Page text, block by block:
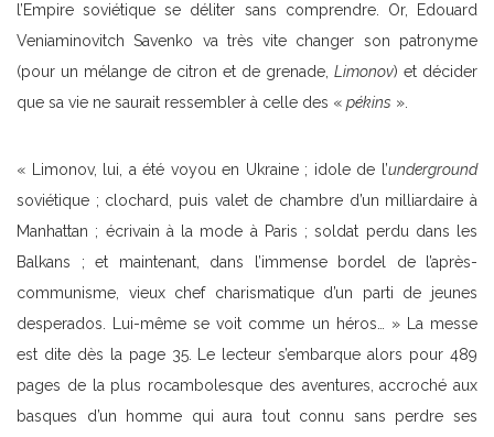
l’Empire soviétique se déliter sans comprendre. Or, Edouard
Veniaminovitch Savenko va très vite changer son patronyme
(pour un mélange de citron et de grenade, Limonov) et décider
que sa vie ne saurait ressembler à celle des « pékins ».
« Limonov, lui, a été voyou en Ukraine ; idole de l’underground
soviétique ; clochard, puis valet de chambre d’un milliardaire à
Manhattan ; écrivain à la mode à Paris ; soldat perdu dans les
Balkans ; et maintenant, dans l’immense bordel de l’après-
communisme, vieux chef charismatique d’un parti de jeunes
desperados. Lui-même se voit comme un héros… » La messe
est dite dès la page 35. Le lecteur s’embarque alors pour 489
pages de la plus rocambolesque des aventures, accroché aux
basques d’un homme qui aura tout connu sans perdre ses